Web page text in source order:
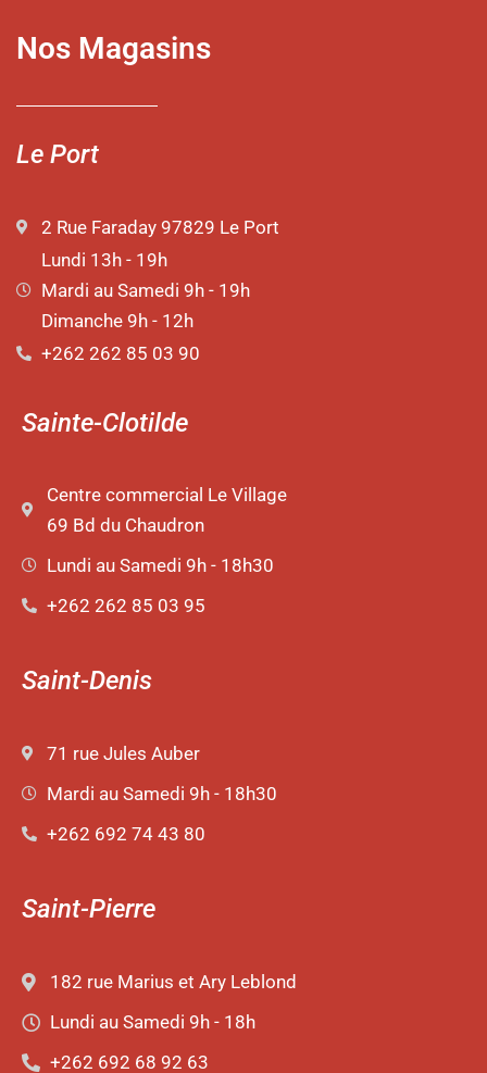
Nos Magasins
Le Port
2 Rue Faraday 97829 Le Port
Lundi 13h - 19h
Mardi au Samedi 9h - 19h
Dimanche 9h - 12h
+262 262 85 03 90
Sainte-Clotilde
Centre commercial Le Village
69 Bd du Chaudron
Lundi au Samedi 9h - 18h30
+262 262 85 03 95
Saint-Denis
71 rue Jules Auber
Mardi au Samedi 9h - 18h30
+262 692 74 43 80
Saint-Pierre
182 rue Marius et Ary Leblond
Lundi au Samedi 9h - 18h
+262 692 68 92 63